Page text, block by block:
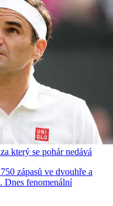
který se pohár nedává
zápasů ve dvouhře a
Dnes fenomenální